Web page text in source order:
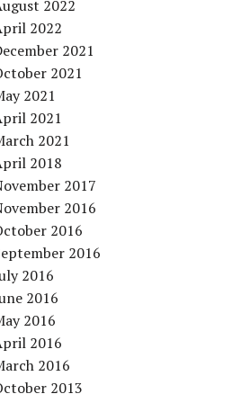
2022
2022
2021
2021
2021
2021
2021
2018
2017
2016
2016
2016
2016
2016
2016
2016
2016
2013